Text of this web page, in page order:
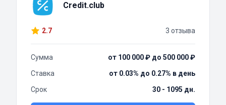
Credit.club
2.7 3 отзыва
Сумма
от 100 000 ₽ до 500 000 ₽
Ставка
от 0.03% до 0.27% в день
Срок
30 - 1095 дн.